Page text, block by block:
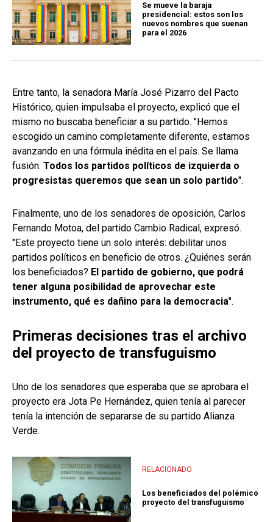
Se mueve la baraja
presidencial: estos son los
nuevos nombres que suenan
para el 2026
Entre tanto, la senadora María José Pizarro del Pacto
Histórico, quien impulsaba el proyecto, explicó que el
mismo no buscaba beneficiar a su partido. "Hemos
escogido un camino completamente diferente, estamos
avanzando en una fórmula inédita en el país. Se llama
fusión. Todos los partidos políticos de izquierda o
progresistas queremos que sean un solo partido".
Finalmente, uno de los senadores de oposición, Carlos
Fernando Motoa, del partido Cambio Radical, expresó.
"Este proyecto tiene un solo interés: debilitar unos
partidos políticos en beneficio de otros. ¿Quiénes serán
los beneficiados? El partido de gobierno, que podrá
tener alguna posibilidad de aprovechar este
instrumento, qué es dañino para la democracia".
Primeras decisiones tras el archivo
del proyecto de transfuguismo
Uno de los senadores que esperaba que se aprobara el
proyecto era Jota Pe Hernández, quien tenía al parecer
tenía la intención de separarse de su partido Alianza
Verde.
RELACIONADO
Los beneficiados del polémico
proyecto del transfuguismo